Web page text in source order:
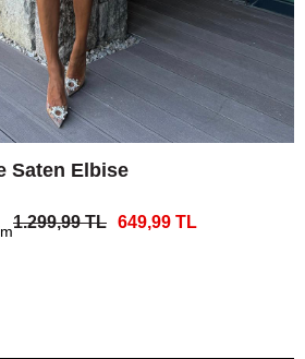
Saten Elbise
1.299,99 TL 649,99 TL